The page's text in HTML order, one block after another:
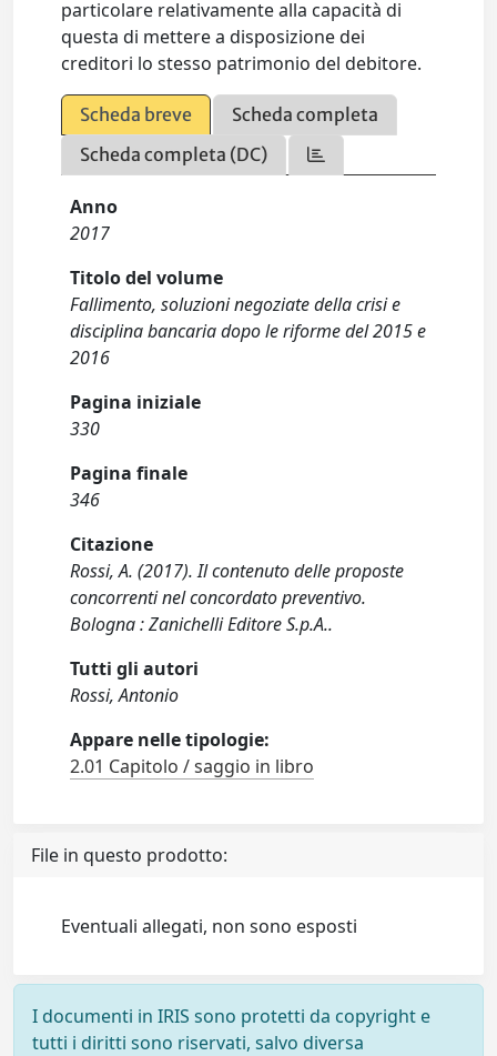
particolare relativamente alla capacità di
questa di mettere a disposizione dei
creditori lo stesso patrimonio del debitore.
Scheda breve
Scheda completa
Scheda completa (DC)
Anno
2017
Titolo del volume
Fallimento, soluzioni negoziate della crisi e
disciplina bancaria dopo le riforme del 2015 e
2016
Pagina iniziale
330
Pagina finale
346
Citazione
Rossi, A. (2017). Il contenuto delle proposte
concorrenti nel concordato preventivo.
Bologna : Zanichelli Editore S.p.A..
Tutti gli autori
Rossi, Antonio
Appare nelle tipologie:
2.01 Capitolo / saggio in libro
File in questo prodotto:
Eventuali allegati, non sono esposti
I documenti in IRIS sono protetti da copyright e
tutti i diritti sono riservati, salvo diversa